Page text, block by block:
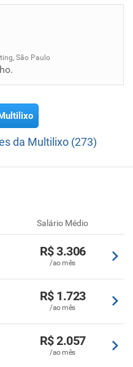
não são diferenciais
obrigação.
São Paulo
da Multilixo (273)
Salário Médio
R$ 3.306
/ao mês
R$ 1.723
/ao mês
R$ 2.057
/ao mês